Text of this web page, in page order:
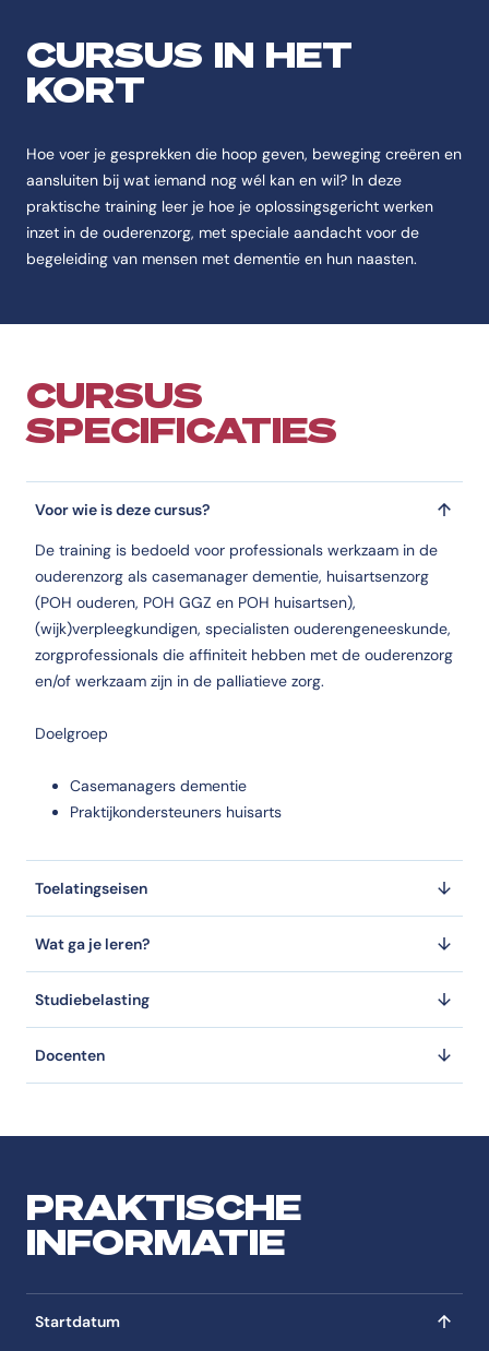
Antwoord-samenvatting
De cursus Oplossingsgericht werken met ouderen is een Cursus
Naam
De cursus heet Oplossingsgericht werken met ouderen.
Instelling
De cursus Oplossingsgericht werken met ouderen wordt
Studievorm
De cursus Oplossingsgericht werken met ouderen wordt
De cursus Oplossingsgericht werken met ouderen heeft de
Code
De code van de cursus Oplossingsgericht werken met ouderen is
Veelgestelde vragen
Welke studievorm heeft de cursus Oplossingsgericht
De cursus Oplossingsgericht werken met ouderen wordt
Het opleidingstype is Cursus.
Onder welke categorie valt de cursus
De cursus Oplossingsgericht werken met ouderen valt onder
Welke erkenning heeft de cursus Oplossingsgericht
De cursus Oplossingsgericht werken met ouderen heeft de
Waar wordt de cursus Oplossingsgericht werken met
CURSUS IN HET
KORT
Hoe voer je gesprekken die hoop geven, beweging creëren en
aansluiten bij wat iemand nog wél kan en wil? In deze
praktische training leer je hoe je oplossingsgericht werken
inzet in de ouderenzorg, met speciale aandacht voor de
begeleiding van mensen met dementie en hun naasten.
CURSUS
SPECIFICATIES
Voor wie is deze cursus?
De training is bedoeld voor professionals werkzaam in de
ouderenzorg als casemanager dementie, huisartsenzorg
(POH ouderen, POH GGZ en POH huisartsen),
(wijk)verpleegkundigen, specialisten ouderengeneeskunde,
zorgprofessionals die affiniteit hebben met de ouderenzorg
en/of werkzaam zijn in de palliatieve zorg.
Doelgroep
Casemanagers dementie
Praktijkondersteuners huisarts
Toelatingseisen
Wat ga je leren?
Studiebelasting
Docenten
PRAKTISCHE
INFORMATIE
Startdatum